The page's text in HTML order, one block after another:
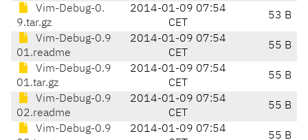
Vim-Debug-0.
9.tar.gz
2014-01-09 07:54
CET
53 B
Vim-Debug-0.9
01.readme
2014-01-09 07:54
CET
55 B
Vim-Debug-0.9
01.tar.gz
2014-01-09 07:54
CET
55 B
Vim-Debug-0.9
02.readme
2014-01-09 07:54
CET
55 B
Vim-Debug-0.9
2014-01-09 07:54
55 B